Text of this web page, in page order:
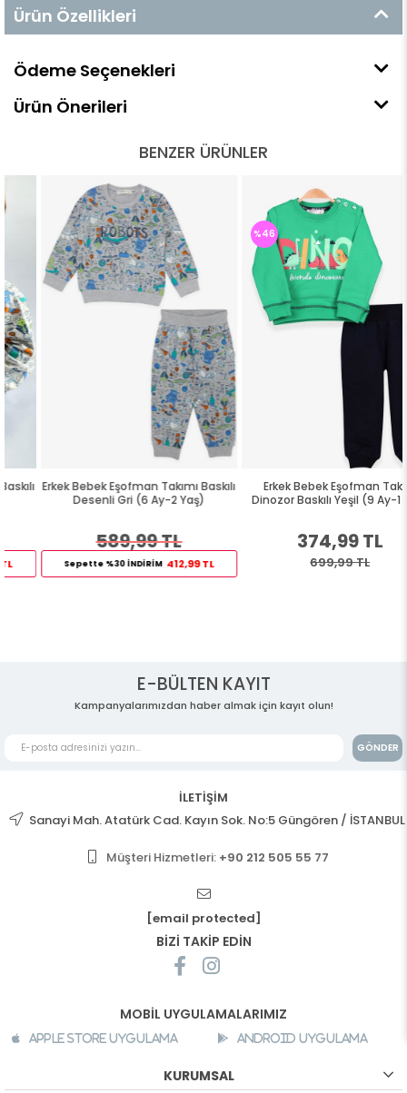
Ürün Özellikleri
Ödeme Seçenekleri
Ürün Önerileri
BENZER ÜRÜNLER
Erkek Bebek Eşofman Takımı Baskılı
Desenli Gri (6 Ay-2 Yaş)
589,99 TL
Sepette %30 İNDİRİM 412,99 TL
Erkek Bebek Eşofman Takım
Dinozor Baskılı Yeşil (9 Ay-1 Yaş)
374,99 TL
699,99 TL
E-BÜLTEN KAYIT
Kampanyalarımızdan haber almak için kayıt olun!
GÖNDER
İLETİŞİM
Sanayi Mah. Atatürk Cad. Kayın Sok. No:5 Güngören / İSTANBUL
Müşteri Hizmetleri: +90 212 505 55 77
[email protected]
BİZİ TAKİP EDİN
MOBİL UYGULAMALARIMIZ
Apple Store Uygulama Android Uygulama
KURUMSAL